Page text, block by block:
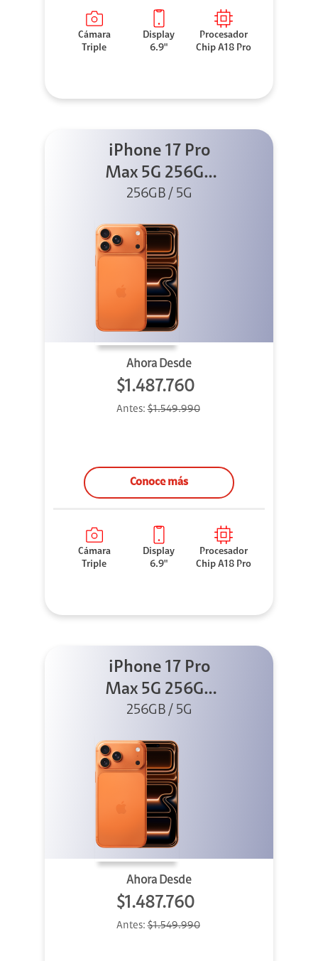
Cámara
Triple
Display
6.9"
Procesador
Chip A18 Pro
iPhone 17 Pro
Max 5G 256GB
Cosmic Orange
256GB / 5G
Ahora Desde
$1.487.760
Antes:$1.549.990
Conoce más
Cámara
Triple
Display
6.9"
Procesador
Chip A18 Pro
iPhone 17 Pro
Max 5G 256GB
Cosmic Orange
256GB / 5G
Ahora Desde
$1.487.760
Antes:$1.549.990